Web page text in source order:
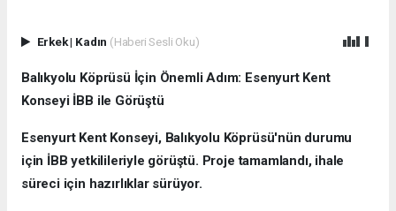
Erkek| Kadın (Haberi Sesli Oku)
Balıkyolu Köprüsü İçin Önemli Adım: Esenyurt Kent
Konseyi İBB ile Görüştü
Esenyurt Kent Konseyi, Balıkyolu Köprüsü'nün durumu
için İBB yetkilileriyle görüştü. Proje tamamlandı, ihale
süreci için hazırlıklar sürüyor.